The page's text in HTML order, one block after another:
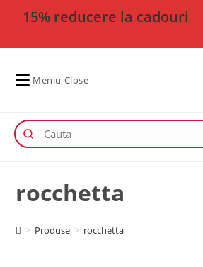
15% reducere la cadouri
Meniu Close
rocchetta
> Produse > rocchetta